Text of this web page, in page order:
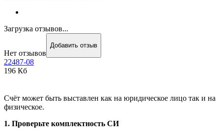
Загрузка отзывов...
Нет отзывов
Добавить отзыв
22487-08
196 Кб
Счёт может быть выставлен как на юридическое лицо так и на
физическое.
1. Проверьте комплектность СИ